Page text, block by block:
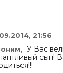
21:56
У Вас
сын!